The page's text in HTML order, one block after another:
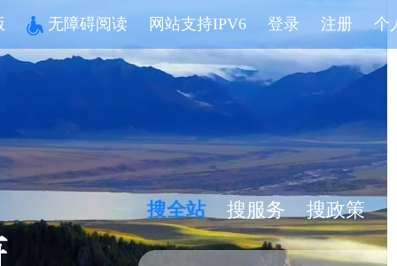
无障碍阅读 网站支持IPV6 登录 注册 个
搜全站 搜服务 搜政策